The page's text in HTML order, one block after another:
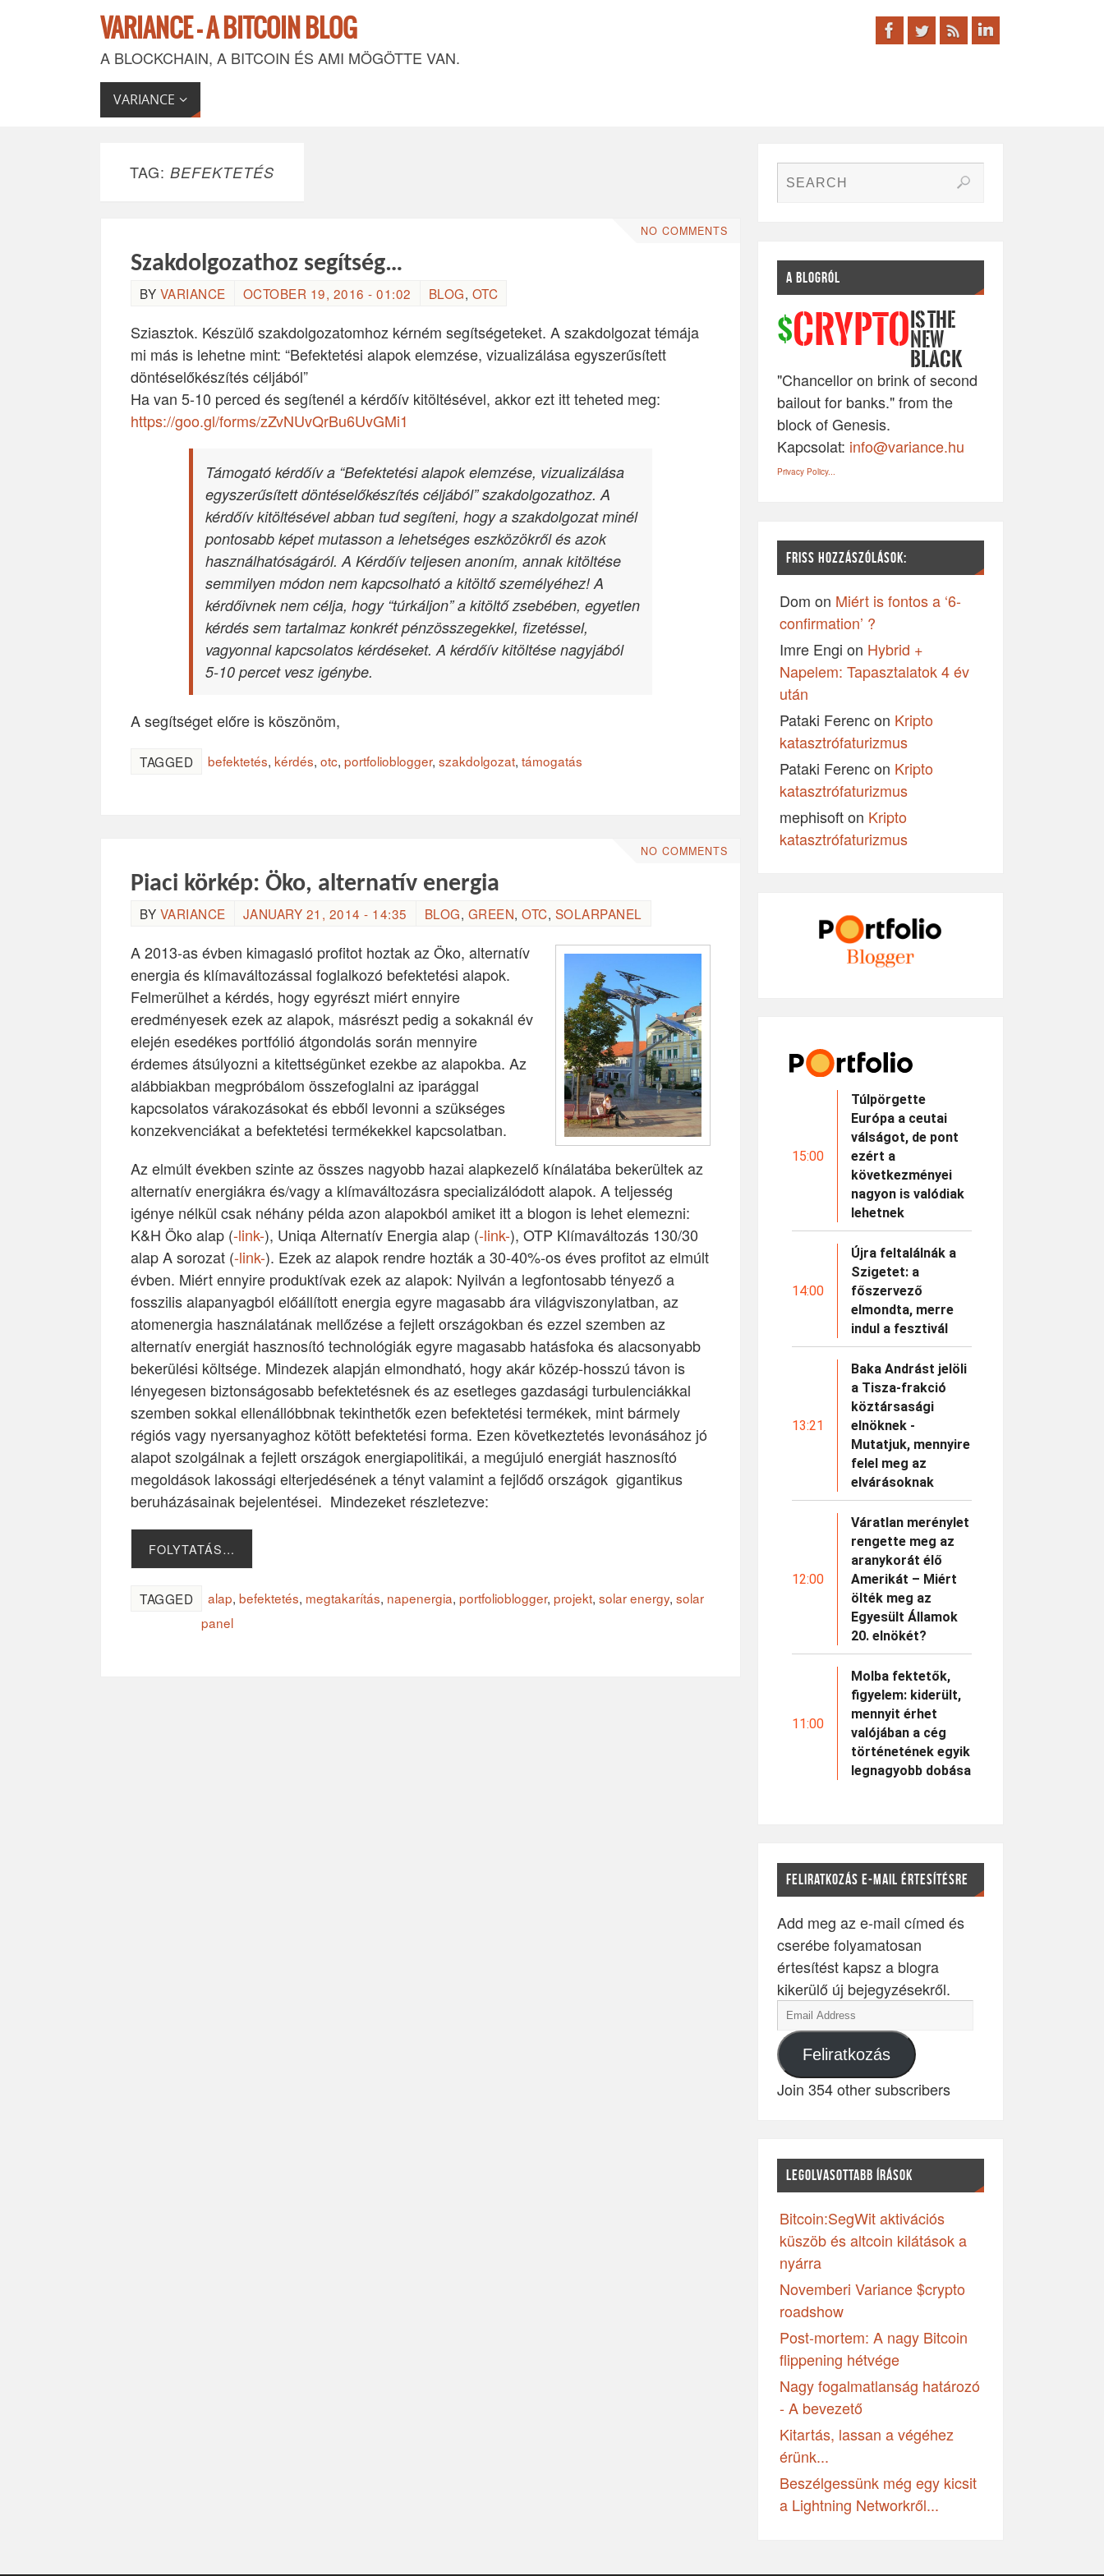
VARIANCE - A BITCOIN BLOG
A BLOCKCHAIN, A BITCOIN ÉS AMI MÖGÖTTE VAN.
VARIANCE
TAG: BEFEKTETÉS
NO COMMENTS
Szakdolgozathoz segítség…
BY VARIANCE OCTOBER 19, 2016 - 01:02 BLOG, OTC
Sziasztok. Készülő szakdolgozatomhoz kérném segítségeteket. A szakdolgozat témája
mi más is lehetne mint: “Befektetési alapok elemzése, vizualizálása egyszerűsített
döntéselőkészítés céljából”
Ha van 5-10 perced és segítenél a kérdőív kitöltésével, akkor ezt itt teheted meg:
https://goo.gl/forms/zZvNUvQrBu6UvGMi1
Támogató kérdőív a “Befektetési alapok elemzése, vizualizálása
egyszerűsített döntéselőkészítés céljából” szakdolgozathoz. A
kérdőív kitöltésével abban tud segíteni, hogy a szakdolgozat minél
pontosabb képet mutasson a lehetséges eszközökről és azok
használhatóságáról. A Kérdőív teljesen anoním, annak kitöltése
semmilyen módon nem kapcsolható a kitöltő személyéhez! A
kérdőivnek nem célja, hogy “túrkáljon” a kitöltő zsebében, egyetlen
kérdés sem tartalmaz konkrét pénzösszegekkel, fizetéssel,
vagyonnal kapcsolatos kérdéseket. A kérdőív kitöltése nagyjából
5-10 percet vesz igénybe.
A segítséget előre is köszönöm,
TAGGED befektetés, kérdés, otc, portfolioblogger, szakdolgozat, támogatás
NO COMMENTS
Piaci körkép: Öko, alternatív energia
BY VARIANCE JANUARY 21, 2014 - 14:35 BLOG, GREEN, OTC, SOLARPANEL
A 2013-as évben kimagasló profitot hoztak az Öko, alternatív
energia és klímaváltozással foglalkozó befektetési alapok.
Felmerülhet a kérdés, hogy egyrészt miért ennyire
eredményesek ezek az alapok, másrészt pedig a sokaknál év
elején esedékes portfólió átgondolás során mennyire
érdemes átsúlyozni a kitettségünket ezekbe az alapokba. Az
alábbiakban megpróbálom összefoglalni az iparággal
kapcsolatos várakozásokat és ebből levonni a szükséges
konzekvenciákat a befektetési termékekkel kapcsolatban.
Az elmúlt években szinte az összes nagyobb hazai alapkezelő kínálatába bekerültek az
alternatív energiákra és/vagy a klímaváltozásra specializálódott alapok. A teljesség
igénye nélkül csak néhány példa azon alapokból amiket itt a blogon is lehet elemezni:
K&H Öko alap (-link-), Uniqa Alternatív Energia alap (-link-), OTP Klímaváltozás 130/30
alap A sorozat (-link-). Ezek az alapok rendre hozták a 30-40%-os éves profitot az elmúlt
évben. Miért ennyire produktívak ezek az alapok: Nyilván a legfontosabb tényező a
fosszilis alapanyagból előállított energia egyre magasabb ára világviszonylatban, az
atomenergia használatának mellőzése a fejlett országokban és ezzel szemben az
alternatív energiát hasznosító technológiák egyre magasabb hatásfoka és alacsonyabb
bekerülési költsége. Mindezek alapján elmondható, hogy akár közép-hosszú távon is
lényegesen biztonságosabb befektetésnek és az esetleges gazdasági turbulenciákkal
szemben sokkal ellenállóbbnak tekinthetők ezen befektetési termékek, mint bármely
régiós vagy nyersanyaghoz kötött befektetési forma. Ezen következtetés levonásához jó
alapot szolgálnak a fejlett országok energiapolitikái, a megújuló energiát hasznosító
megoldások lakossági elterjedésének a tényt valamint a fejlődő országok gigantikus
beruházásainak bejelentései. Mindezeket részletezve:
FOLYTATÁS…
TAGGED alap, befektetés, megtakarítás, napenergia, portfolioblogger, projekt, solar energy, solar
panel
A BLOGRÓL
$CRYPTO IS THE
NEW
BLACK
"Chancellor on brink of second
bailout for banks." from the
block of Genesis.
Kapcsolat: info@variance.hu
Privacy Policy...
FRISS HOZZÁSZÓLÁSOK:
Dom on Miért is fontos a ‘6-
confirmation’ ?
Imre Engi on Hybrid +
Napelem: Tapasztalatok 4 év
után
Pataki Ferencon Kripto
katasztrófaturizmus
Pataki Ferencon Kripto
katasztrófaturizmus
mephisofton Kripto
katasztrófaturizmus
15:00
Túlpörgette
Európa a ceutai
válságot, de pont
ezért a
következményei
nagyon is valódiak
lehetnek
14:00
Újra feltalálnák a
Szigetet: a
főszervező
elmondta, merre
indul a fesztivál
13:21
Baka Andrást jelöli
a Tisza-frakció
köztársasági
elnöknek -
Mutatjuk, mennyire
felel meg az
elvárásoknak
12:00
Váratlan merénylet
rengette meg az
aranykorát élő
Amerikát – Miért
ölték meg az
Egyesült Államok
20. elnökét?
11:00
Molba fektetők,
figyelem: kiderült,
mennyit érhet
valójában a cég
történetének egyik
legnagyobb dobása
FELIRATKOZÁS E-MAIL ÉRTESÍTÉSRE
Add meg az e-mail címed és
cserébe folyamatosan
értesítést kapsz a blogra
kikerülő új bejegyzésekről.
Feliratkozás
Join 354 other subscribers
LEGOLVASOTTABB ÍRÁSOK
Bitcoin:SegWit aktivációs
küszöb és altcoin kilátások a
nyárra
Novemberi Variance $crypto
roadshow
Post-mortem: A nagy Bitcoin
flippening hétvége
Nagy fogalmatlanság határozó
- A bevezető
Kitartás, lassan a végéhez
érünk...
Beszélgessünk még egy kicsit
a Lightning Networkről...